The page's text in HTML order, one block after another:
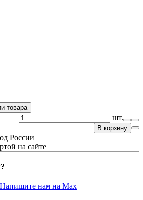
товара
шт.
В корзину
России
на сайте
Напишите нам на Max